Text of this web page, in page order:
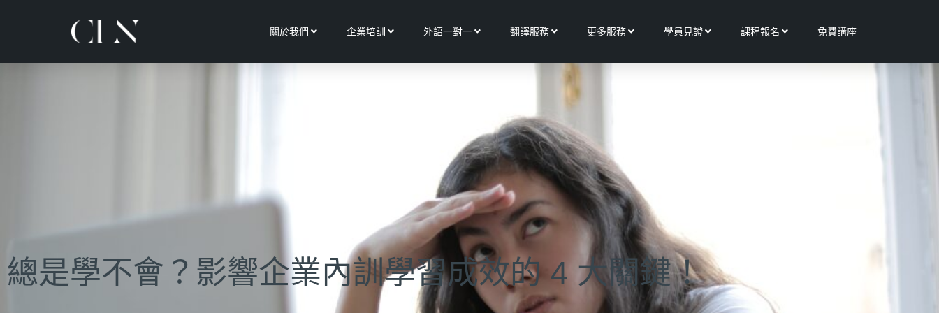
關於我們 Open 關於我們
企業培訓 Open 企業培訓
外語一對一Open 外語一對一
翻譯服務Open 翻譯服務
更多服務Open 更多服務
學員見證Open 學員見證
課程報名 Open 課程報名
免費講座
總是學不會？影響企業內訓學習成效的 4 大關鍵！